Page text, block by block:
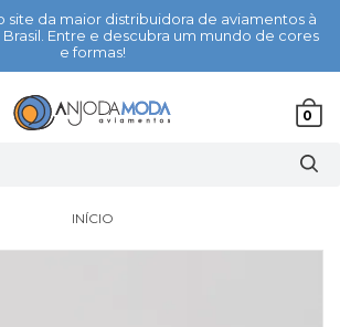
site da maior distribuidora de aviamentos à
Entre e descubra um mundo de cores
e formas!
0
INÍCIO